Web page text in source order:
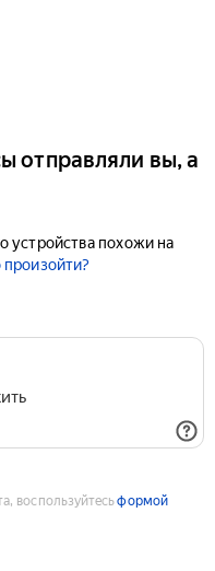
отправляли вы, а
устройства похожи на
воспользуйтесьформой